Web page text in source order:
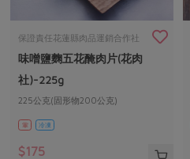
保證責任花蓮縣肉品運銷合作社
味噌鹽麴五花醃肉片(花肉
社)-225g
225公克(固形物200公克)
葷 冷凍
$175